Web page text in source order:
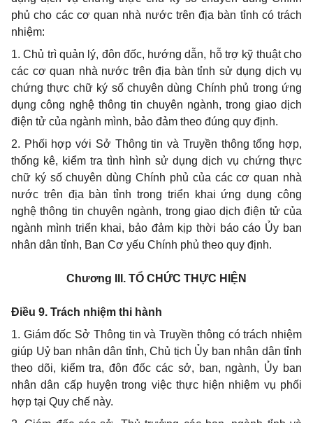
phủ cho các cơ quan nhà nước trên địa bàn tỉnh có trách
nhiệm:
1. Chủ trì quản lý, đôn đốc, hướng dẫn, hỗ trợ kỹ thuật cho
các cơ quan nhà nước trên địa bàn tỉnh sử dụng dịch vụ
chứng thực chữ ký số chuyên dùng Chính phủ trong ứng
dụng công nghệ thông tin chuyên ngành, trong giao dịch
điện tử của ngành mình, bảo đảm theo đúng quy định.
2. Phối hợp với Sở Thông tin và Truyền thông tổng hợp,
thống kê, kiểm tra tình hình sử dụng dịch vụ chứng thực
chữ ký số chuyên dùng Chính phủ của các cơ quan nhà
nước trên địa bàn tỉnh trong triển khai ứng dụng công
nghệ thông tin chuyên ngành, trong giao dịch điện tử của
ngành mình triển khai, bảo đảm kịp thời báo cáo Ủy ban
nhân dân tỉnh, Ban Cơ yếu Chính phủ theo quy định.
Chương III. TỔ CHỨC THỰC HIỆN
Điều 9. Trách nhiệm thi hành
1. Giám đốc Sở Thông tin và Truyền thông có trách nhiệm
giúp Uỷ ban nhân dân tỉnh, Chủ tịch Ủy ban nhân dân tỉnh
theo dõi, kiểm tra, đôn đốc các sở, ban, ngành, Ủy ban
nhân dân cấp huyện trong việc thực hiện nhiệm vụ phối
hợp tại Quy chế này.